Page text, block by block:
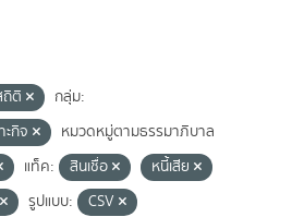
ติ
กลุ่ม:
กิจ
หมวดหมู่ตามธรรมาภิบาล
แท็ค: สินเชื่อ
หนี้เสีย
รูปแบบ:
CSV